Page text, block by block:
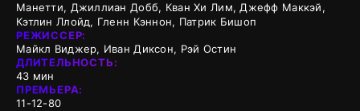
Манетти, Джиллиан Добб, Кван Хи Лим, Джефф Маккэй,
Кэтлин Ллойд, Гленн Кэннон, Патрик Бишоп
РЕЖИССЕР:
Майкл Виджер, Иван Диксон, Рэй Остин
ДЛИТЕЛЬНОСТЬ:
43 мин
ПРЕМЬЕРА:
11-12-80